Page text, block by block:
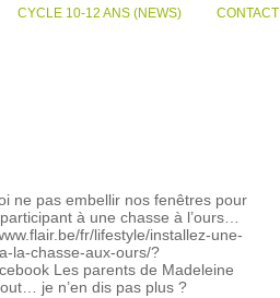
CYCLE 10-12 ANS (NEWS) CONTACT
ne pas embellir nos fenêtres pour
à une chasse à l’ours…
fr/lifestyle/installez-une-
la-chasse-aux-ours/?
Les parents de Madeleine
je n’en dis pas plus ?